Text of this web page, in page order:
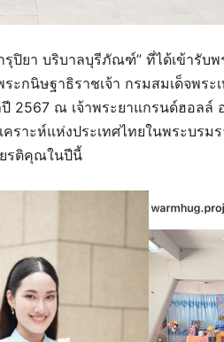
ยา บริบาลบุรีภัณฑ์” ที่ได้เข้ารับ
กนิษฐาธิราชเจ้า กรมสมเด็จพระ
2567 ณ เจ้าพระยาแกรนด์ฮอลล์
คราะห์แห่งประเทศไทยในพระบร
ยรติคุณในปีนี้